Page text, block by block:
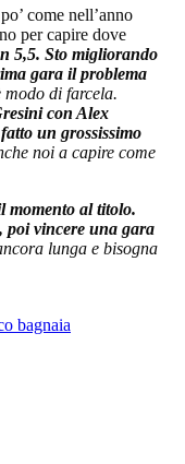
come nell’anno
per capire dove
5,5. Sto migliorando
gara il problema
modo di farcela.
con Alex
un grossissimo
noi a capire come
momento al titolo.
poi vincere una gara
lunga e bisogna
bagnaia